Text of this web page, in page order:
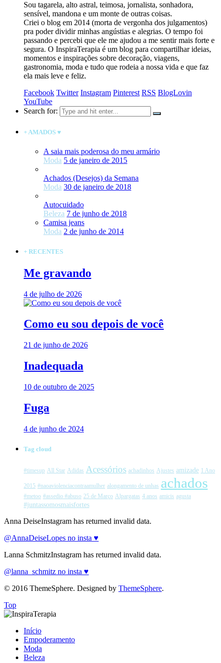
Sou tagarela, alto astral, teimosa, jornalista, sonhadora,
sensível, mandona e um monte de outras coisas.
Criei o blog em 2014 (morta de vergonha dos julgamentos)
pra poder dividir minhas angústias e alegrias. O tempo foi
passando e percebi que ele me ajudou a me sentir mais forte e
segura. O InspiraTerapia é um blog para compartilhar ideias,
momentos e inspirações sobre decoração, viagens,
gastronomia, moda e tudo que rodeia a nossa vida e que faz
ela mais leve e feliz.
Facebook Twitter Instagram Pinterest RSS BlogLovin
YouTube
Search for:
+ AMADOS ♥
A saia mais poderosa do meu armário
Moda 5 de janeiro de 2015
Achados (Desejos) da Semana
Moda 30 de janeiro de 2018
Autocuidado
Beleza 7 de junho de 2018
Camisa jeans
Moda 2 de junho de 2014
+ RECENTES
Me gravando
4 de julho de 2026
Como eu sou depois de você
21 de junho de 2026
Inadequada
10 de outubro de 2025
Fuga
4 de junho de 2024
Tag cloud
#timesup All Star Adidas Acessórios achadinhos Ajustes amizade 1 Ano
2015 #naoaviolenciacontraamulher alongamento de unhas achados
#metoo #assedio #abuso 25 de Março Alpargatas 4 anos amicis agusta
#juntassomosmaisfortes
Anna DeiseInstagram has returned invalid data.
@AnnaDeiseLopes no insta ♥
Lanna SchmitzInstagram has returned invalid data.
@lanna_schmitz no insta ♥
© 2016 ThemeSphere. Designed by ThemeSphere.
Top
Início
Empoderamento
Moda
Beleza